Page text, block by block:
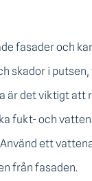
fasader och
skador i
är det viktigt
fukt- och
ett
från fasaden.